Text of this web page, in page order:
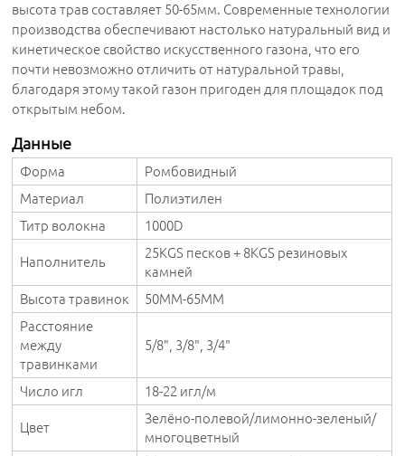
высота трав составляет 50-65мм. Современные технологии
производства обеспечивают настолько натуральный вид и
кинетическое свойство искусственного газона, что его
почти невозможно отличить от натуральной травы,
благодаря этому такой газон пригоден для площадок под
открытым небом.
Данные
Форма
Ромбовидный
Материал
Полиэтилен
Титр волокна
1000D
Наполнитель
25KGS песков + 8KGS резиновых
камней
Высота травинок
50MM-65MM
Расстояние
между
травинками
5/8", 3/8", 3/4"
Число игл 18-22 игл/м
Цвет
Зелёно-полевой/лимонно-зеленый/
многоцветный